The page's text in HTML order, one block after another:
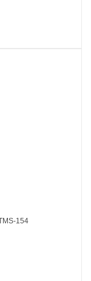
154